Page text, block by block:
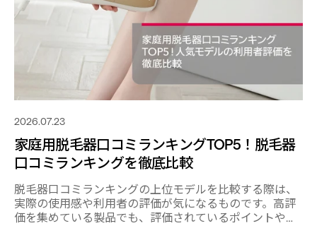
！脱毛器
較する際は、
のです。高評
ポイントや使
自宅脱毛器おすすめランキング
毛器おすすめランキングの違いも
自宅でムダ毛ケアができる自宅脱毛器は、
ニックに通う時間が取りにくい方にとって
を手軽に続けられる選択肢のひとつです。